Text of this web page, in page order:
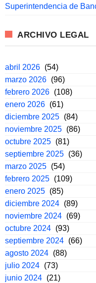
Superintendencia de
ARCHIVO LEGAL
abril 2026 (54)
marzo 2026 (96)
febrero 2026 (108)
enero 2026 (61)
diciembre 2025 (84)
noviembre 2025 (86)
octubre 2025 (81)
septiembre 2025 (36)
marzo 2025 (54)
febrero 2025 (109)
enero 2025 (85)
diciembre 2024 (89)
noviembre 2024 (69)
octubre 2024 (93)
septiembre 2024 (66)
agosto 2024 (88)
julio 2024 (73)
junio 2024 (21)